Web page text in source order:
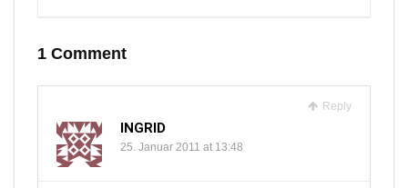
1 Comment
Reply
INGRID
25. Januar 2011 at 13:48